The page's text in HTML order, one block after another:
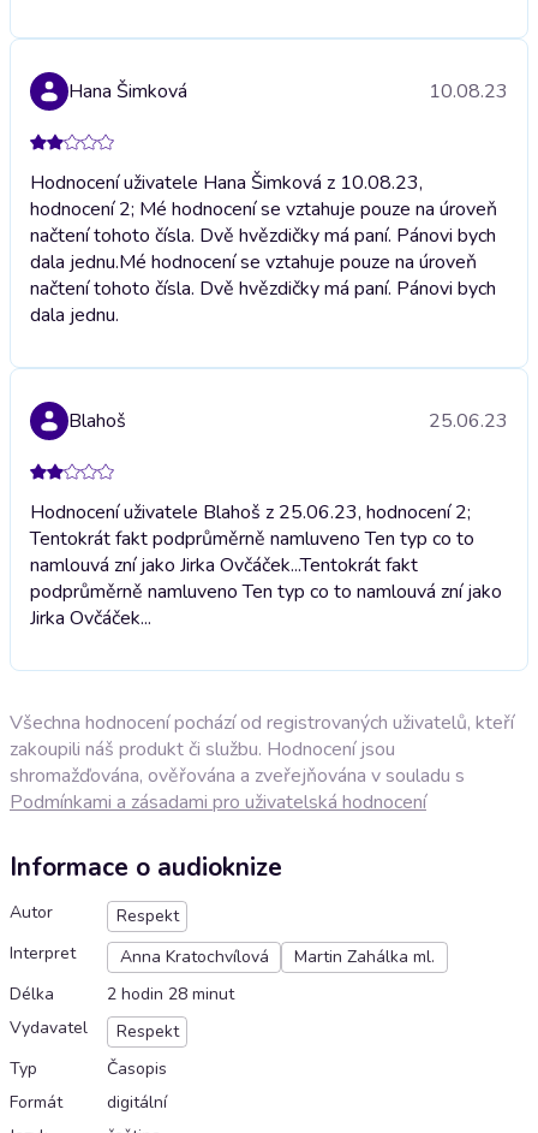
Hana Šimková 10.08.23
Hodnocení uživatele Hana Šimková z 10.08.23,
hodnocení 2; Mé hodnocení se vztahuje pouze na úroveň
načtení tohoto čísla. Dvě hvězdičky má paní. Pánovi bych
dala jednu.Mé hodnocení se vztahuje pouze na úroveň
načtení tohoto čísla. Dvě hvězdičky má paní. Pánovi bych
dala jednu.
Blahoš 25.06.23
Hodnocení uživatele Blahoš z 25.06.23, hodnocení 2;
Tentokrát fakt podprůměrně namluveno Ten typ co to
namlouvá zní jako Jirka Ovčáček...Tentokrát fakt
podprůměrně namluveno Ten typ co to namlouvá zní jako
Jirka Ovčáček...
Všechna hodnocení pochází od registrovaných uživatelů, kteří
zakoupili náš produkt či službu. Hodnocení jsou
shromažďována, ověřována a zveřejňována v souladu s
Podmínkami a zásadami pro uživatelská hodnocení
Informace o audioknize
Autor
Respekt
Interpret
Anna Kratochvílová
Martin Zahálka ml.
Délka
2 hodin 28 minut
Vydavatel
Respekt
Typ
Časopis
Formát
digitální